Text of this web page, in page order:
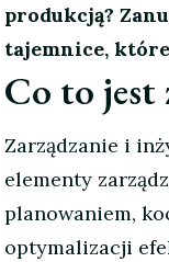
produkcją?
tajemnice,
Co to
Zarządzanie i
elementy
planowaniem,
optymalizacji